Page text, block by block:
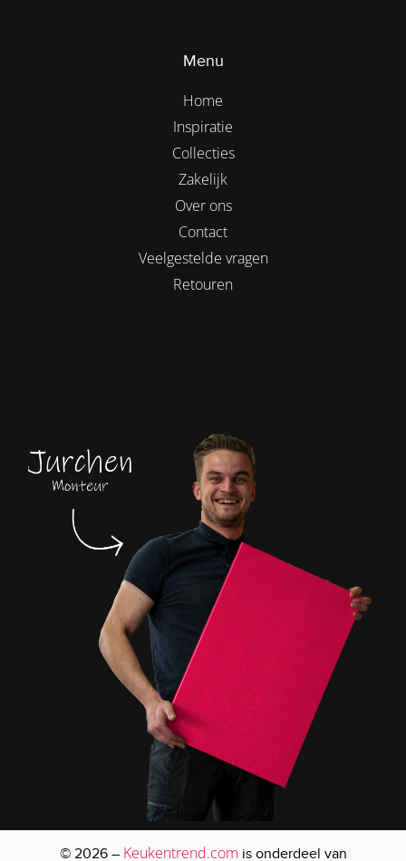
Menu
Home
Inspiratie
Collecties
Zakelijk
Over ons
Contact
Veelgestelde vragen
Retouren
© 2026 – Keukentrend.com is onderdeel van